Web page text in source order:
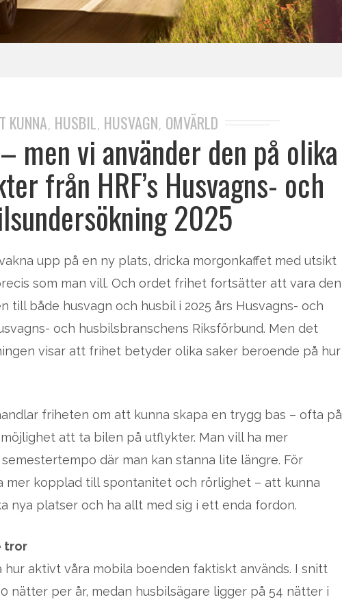
KUNNA, HUSBIL, HUSVAGN, OMVÄRLD
men vi använder den på olika
från HRF’s Husvagns- och
2025
upp på en ny plats, dricka morgonkaffet med utsikt
som man vill. Och ordet frihet fortsätter att vara den
till både husvagn och husbil i 2025 års Husvagns- och
och husbilsbranschens Riksförbund. Men det
visar att frihet betyder olika saker beroende på hur
friheten om att kunna skapa en trygg bas – ofta på
att ta bilen på utflykter. Man vill ha mer
där man kan stanna lite längre. För
mer kopplad till spontanitet och rörlighet – att kunna
nya platser och ha allt med sig i ett enda fordon.
tror
hur aktivt våra mobila boenden faktiskt används. I snitt
nätter per år, medan husbilsägare ligger på 54 nätter i